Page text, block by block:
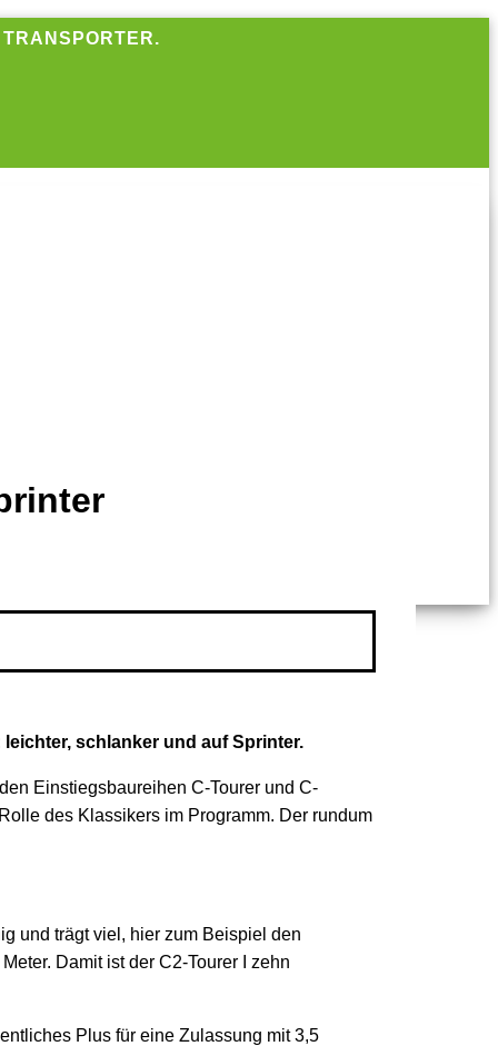
schlanker und auf Sprinter.
Einstiegsbaureihen C-Tourer und C-
des Klassikers im Programm. Der rundum
und trägt viel, hier zum Beispiel den
Damit ist der C2-Tourer I zehn
Plus für eine Zulassung mit 3,5